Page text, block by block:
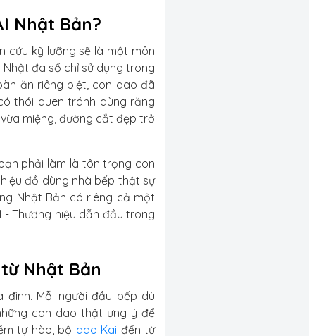
Nhật Bản?
cứu kỹ lưỡng sẽ là một môn
đa số chỉ sử dụng trong
ăn riêng biệt, con dao đã
thói quen tránh dùng răng
miệng, đường cắt đẹp trở
phải làm là tôn trọng con
đồ dùng nhà bếp thật sự
Nhật Bản có riêng cả một
- Thương hiệu dẫn đầu trong
Nhật Bản
Mỗi người đầu bếp dù
con dao thật ưng ý để
tự hào, bộ dao Kai đến từ